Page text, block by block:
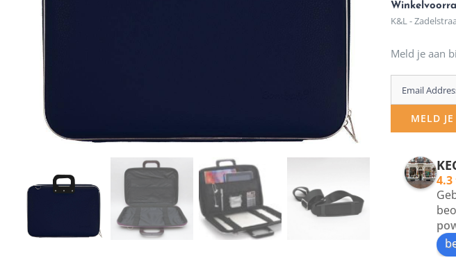
K&L -
Meld je aan
Enter
your
email
MELD
4.3
rosawillemijn
Ik was een dagje in Utrecht
en ik kwam deze leuke
winkel tegen! Ze verkopen
de